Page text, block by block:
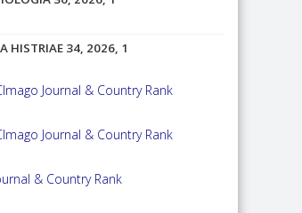
HISTRIAE 34, 2026, 1
SERIES HISTORIA ET